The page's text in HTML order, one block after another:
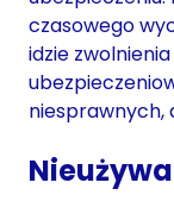
czasowego
idzie
niesprawnych,